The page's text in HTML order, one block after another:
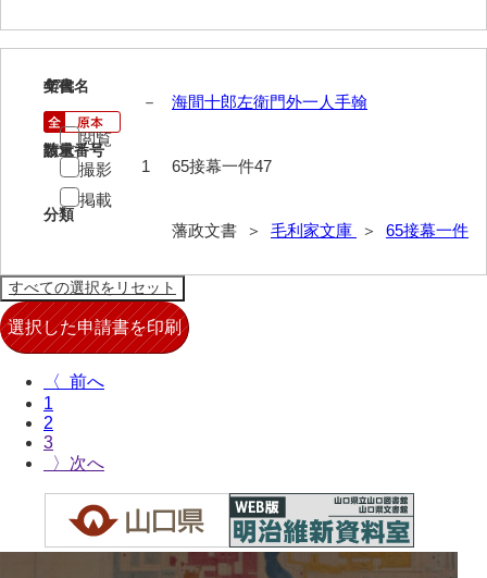
78殉難録稿
79太政官日誌
81写真史料
*3他家
*4毛利家
*8法制
*9財政
47
文書名
海間十郎左衛門外一人手翰
請求番号
65接幕一件47
分類
藩政文書 ＞ 毛利家文庫 ＞ 65接幕一件
年代
－
数量
1
閲覧
撮影
掲載
〈
1
2
3
〉